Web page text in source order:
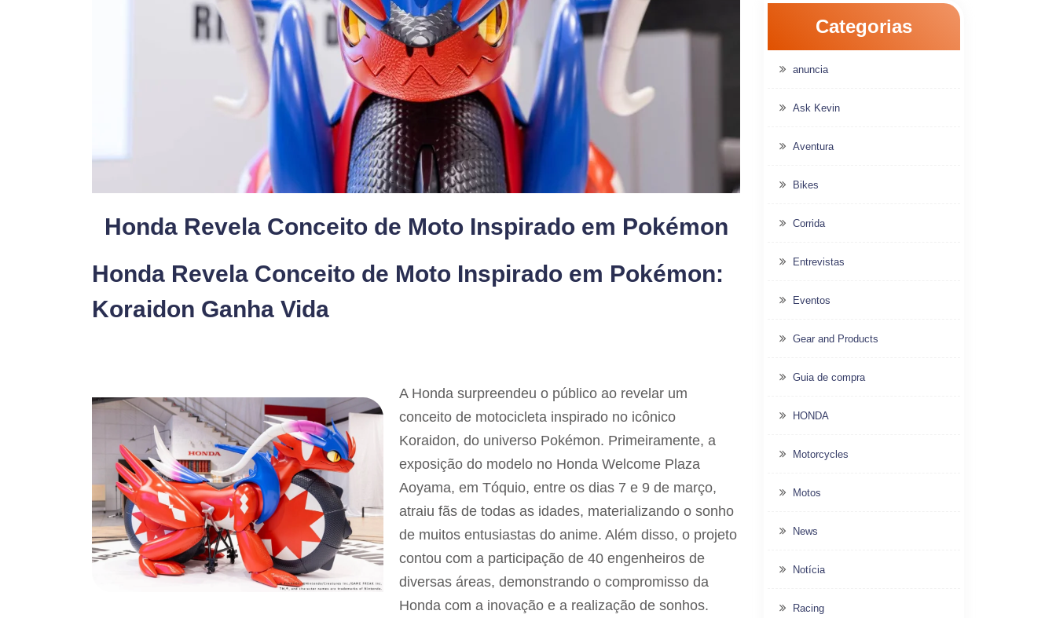
Honda Revela Conceito de Moto Inspirado em Pokémon
Honda Revela Conceito de Moto Inspirado em Pokémon:
Koraidon Ganha Vida
A Honda surpreendeu o público ao revelar um
conceito de motocicleta inspirado no icônico
Koraidon, do universo Pokémon. Primeiramente, a
exposição do modelo no Honda Welcome Plaza
Aoyama, em Tóquio, entre os dias 7 e 9 de março,
atraiu fãs de todas as idades, materializando o sonho
de muitos entusiastas do anime. Além disso, o projeto
contou com a participação de 40 engenheiros de
diversas áreas, demonstrando o compromisso da
Honda com a inovação e a realização de sonhos.
Categorias
anuncia
Ask Kevin
Aventura
Bikes
Corrida
Entrevistas
Eventos
Gear and Products
Guia de compra
HONDA
Motorcycles
Motos
News
Notícia
Racing